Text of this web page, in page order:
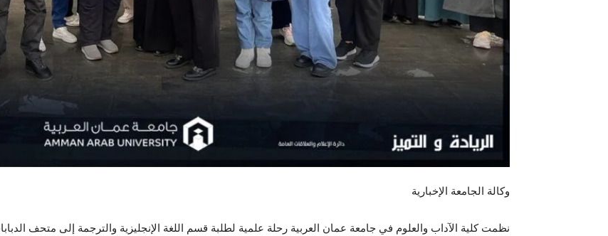
وكالة الجامعة الإخبارية
نظمت كلية الآداب والعلوم في جامعة عمان العربية رحلة علمية لطلبة قسم اللغة الإنجليزية والترجمة إلى متحف